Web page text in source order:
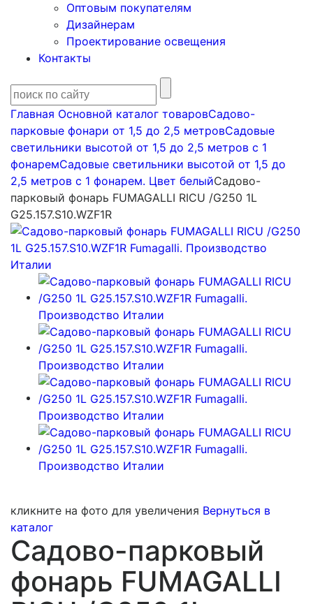
Оптовым покупателям
Дизайнерам
Проектирование освещения
Контакты
Главная Основной каталог товаровСадово-
парковые фонари от 1,5 до 2,5 метровСадовые
светильники высотой от 1,5 до 2,5 метров с 1
фонаремСадовые светильники высотой от 1,5 до
2,5 метров с 1 фонарем. Цвет белыйСадово-
парковый фонарь FUMAGALLI RICU /G250 1L
G25.157.S10.WZF1R
кликните на фото для увеличения Вернуться в
каталог
Садово-парковый
фонарь FUMAGALLI